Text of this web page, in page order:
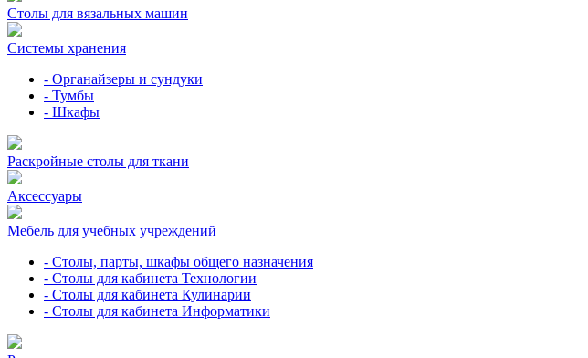
Столы для вязальных машин
Системы хранения
- Органайзеры и сундуки
- Тумбы
- Шкафы
Раскройные столы для ткани
Аксессуары
Мебель для учебных учреждений
- Столы, парты, шкафы общего назначения
- Столы для кабинета Технологии
- Столы для кабинета Кулинарии
- Столы для кабинета Информатики